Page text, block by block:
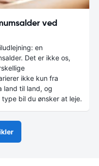
ved
en
Det er ikke os,
ikke kun fra
land til land, og
bil du ønsker at leje.